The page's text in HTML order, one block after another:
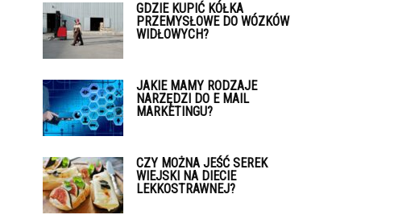
GDZIE KUPIĆ KÓŁKA
PRZEMYSŁOWE DO WÓZKÓW
WIDŁOWYCH?
JAKIE MAMY RODZAJE
NARZĘDZI DO E MAIL
MARKETINGU?
CZY MOŻNA JEŚĆ SEREK
WIEJSKI NA DIECIE
LEKKOSTRAWNEJ?